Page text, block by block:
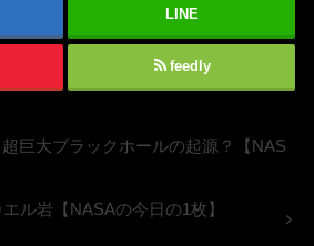
LINE
feedly
超巨大ブラックホールの起源？【NAS
ル岩【NASAの今日の1枚】